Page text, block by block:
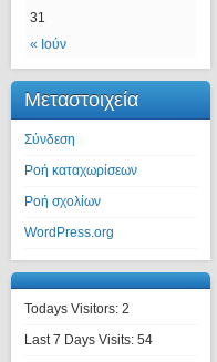
« Ιούν
31
Μεταστοιχεία
Σύνδεση
Ροή καταχωρίσεων
Ροή σχολίων
WordPress.org
Todays Visitors: 2
Last 7 Days Visits: 54